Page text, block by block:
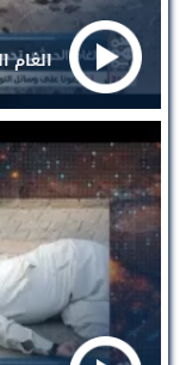
الغام